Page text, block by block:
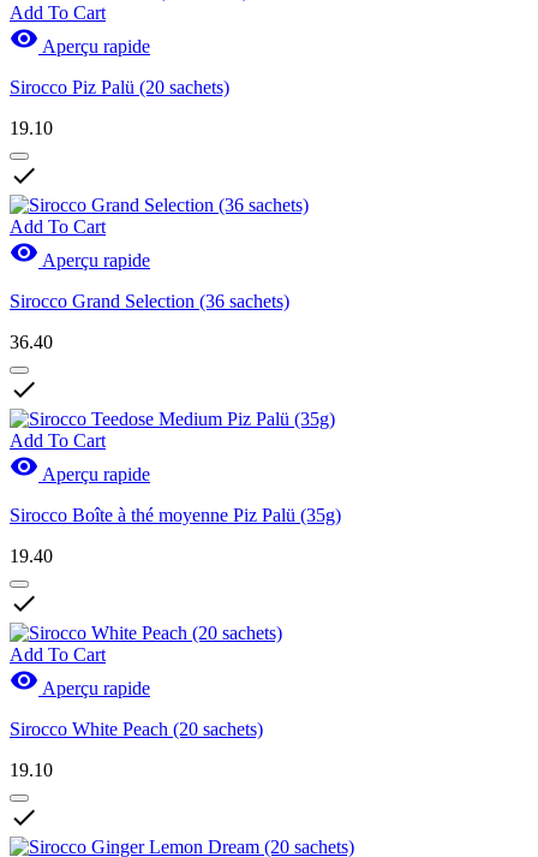
Add To Cart
 Aperçu rapide
Sirocco Piz Palü (20 sachets)
19.10

Add To Cart
 Aperçu rapide
Sirocco Grand Selection (36 sachets)
36.40

Add To Cart
 Aperçu rapide
Sirocco Boîte à thé moyenne Piz Palü (35g)
19.40

Add To Cart
 Aperçu rapide
Sirocco White Peach (20 sachets)
19.10
